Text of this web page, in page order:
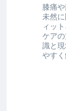
膝痛
未然
ィッ
ケア
識と
やすく